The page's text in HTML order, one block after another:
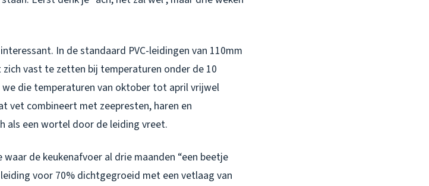
In de standaard PVC-leidingen van 110mm
vast te zetten bij temperaturen onder de 10
die temperaturen van oktober tot april vrijwel
vet combineert met zeepresten, haren en
als een wortel door de leiding vreet.
de keukenafvoer al drie maanden “een beetje
voor 70% dichtgegroeid met een vetlaag van